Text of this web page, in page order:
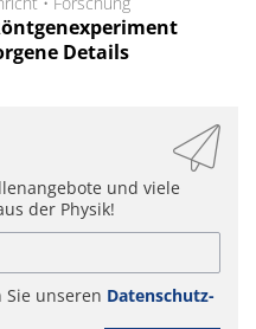
Details
und viele
der Physik!
unseren Datenschutz-